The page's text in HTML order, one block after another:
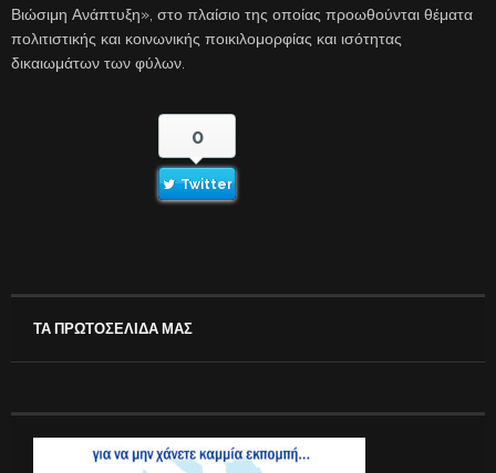
Βιώσιμη Ανάπτυξη», στο πλαίσιο της οποίας προωθούνται θέματα
πολιτιστικής και κοινωνικής ποικιλομορφίας και ισότητας
δικαιωμάτων των φύλων.
0
Twitter
ΤΑ ΠΡΩΤΟΣΕΛΙΔΑ ΜΑΣ